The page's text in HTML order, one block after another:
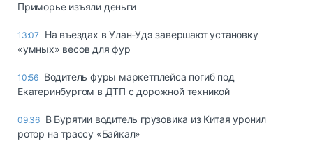
Приморье изъяли деньги
13:07
Ha въeздax в Улaн-Удэ зaвepшaют ycтaнoвкy
«yмныx» вecoв для фyp
10:56 Водитель фуры маркетплейса погиб под
Екатеринбургом в ДТП с дорожной техникой
09:36 В Бурятии водитель грузовика из Китая уронил
ротор на трассу «Байкал»